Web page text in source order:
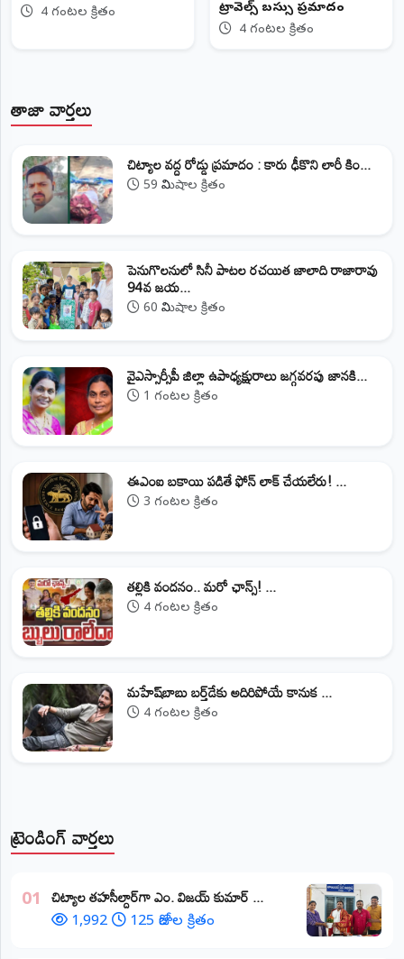
ట్రెండింగ్ వార్తలు
01 ​చిట్యాల తహసీల్దార్‌గా ఎం. విజయ్ కుమార్ ...
1,992 125 రోజుల క్రితం
4 గంటల క్రితం
ట్రావెల్స్‌ బస్సు ప్రమాదం
4 గంటల క్రితం
తాజా వార్తలు
చిట్యాల వద్ద రోడ్డు ప్రమాదం : కారు ఢీకొని లారీ కిం...
59 నిమిషాల క్రితం
పెనుగొలనులో సినీ పాటల రచయిత జాలాది రాజారావు
94వ జయ...
60 నిమిషాల క్రితం
వైఎస్సార్సీపీ జిల్లా ఉపాధ్యక్షురాలు జగ్గవరపు జానకి...
1 గంటల క్రితం
ఈఎంఐ బకాయి పడితే ఫోన్‌ లాక్‌ చేయలేరు! ...
3 గంటల క్రితం
తల్లికి వందనం.. మరో ఛాన్స్! ...
4 గంటల క్రితం
మహేష్‌బాబు బర్త్‌డేకు అదిరిపోయే కానుక ...
4 గంటల క్రితం